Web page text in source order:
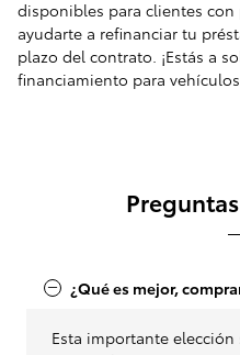
disponibles para clientes con
ayudarte a refinanciar tu
plazo del contrato. ¡Estás a
financiamiento para
¿Qué es mejor,
Esta importante